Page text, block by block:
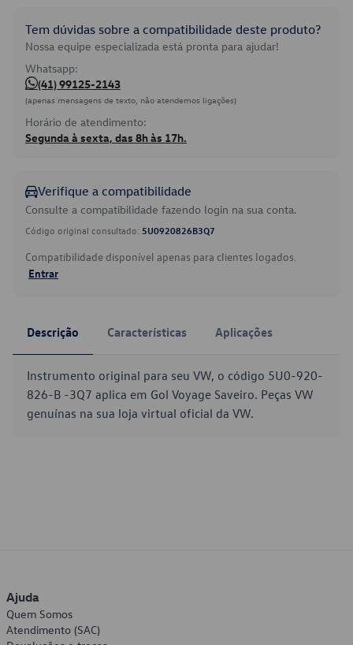
Tem dúvidas sobre a compatibilidade deste produto?
Nossa equipe especializada está pronta para ajudar!
Whatsapp:
(41) 99125-2143
(apenas mensagens de texto, não atendemos ligações)
Horário de atendimento:
Segunda à sexta, das 8h às 17h.
Verifique a compatibilidade
Consulte a compatibilidade fazendo login na sua conta.
Código original consultado: 5U0920826B3Q7
Compatibilidade disponível apenas para clientes logados.
Entrar
Descrição Características Aplicações
Instrumento original para seu VW, o código 5U0-920-
826-B -3Q7 aplica em Gol Voyage Saveiro. Peças VW
genuínas na sua loja virtual oficial da VW.
Ajuda
Quem Somos
Atendimento (SAC)